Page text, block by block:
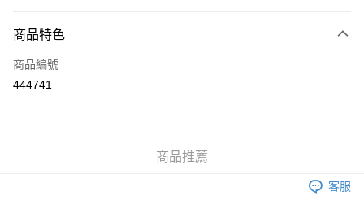
信用卡
AlipayHK
每筆HK$40.00，滿HK$500.00或以上免運費
商品特色
商品編號
444741
商品推薦
客服